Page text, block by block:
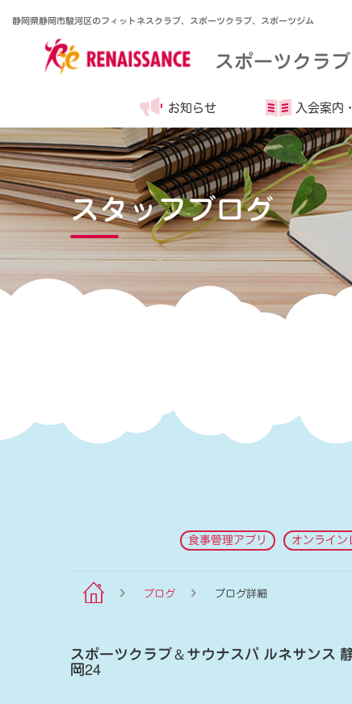
静岡県静岡市駿河区のフィットネスクラブ、スポーツクラブ、スポーツジム
スポーツクラブ
お知らせ 入会案内・
スタッフブログ
食事管理アプリ オンライン
ブログ ブログ詳細
スポーツクラブ＆サウナスパ ルネサンス
岡24